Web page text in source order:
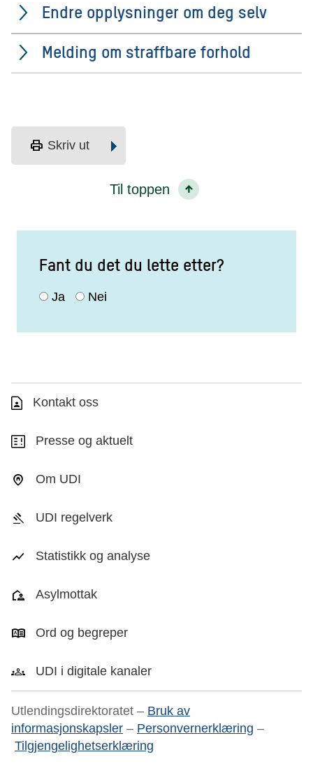
Endre opplysninger om deg selv
Melding om straffbare forhold
print Skriv ut
Til toppen
Fant du det du lette etter?
Ja Nei
Kontakt oss
Presse og aktuelt
Om UDI
UDI regelverk
Statistikk og analyse
Asylmottak
Ord og begreper
UDI i digitale kanaler
Utlendingsdirektoratet – Bruk av
informasjonskapsler – Personvernerklæring –
Tilgjengelighetserklæring